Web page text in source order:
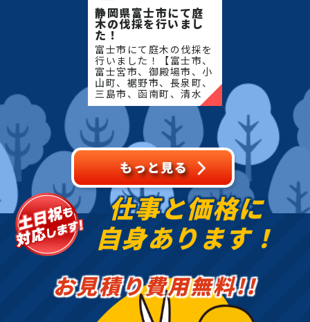
要があります。
豊富な経験と知識を活かして、皆様のお庭の魅力を最
大限に活かせるよう、しっかりサポートさせていた
お庭や造園に関する疑問には相談に乗り、気になる費
用についても正確なお見積りをご提出させていただき
ます。
まずはお気軽に何なりとお問合せください。
松、スギ、クスノキ、くろがねもち、もみの木、どん
ぐりの木、竹、柿の木、オリーブ、もみじ、柿の木、
金木犀、アカシア、シダレエゴノキ、コニファー、
梅、かしの木、ブルーアイス、クチナシ、ナンテン、
クスノキ、 薪の木、ケヤキ、コノデカシワ、マキの
子の木、ゴールデンアカシア、紅葉、シマトネリコ、
グレープフルーツの木、カツラの木、柿、みかん、グ
ミ、エゴノキ、ハナミズキ、ジューンベリー、ヤマボ
静岡県富士市にて庭
木の伐採を行いまし
た！
富士市にて庭木の伐採を
行いました！【富士市、
富士宮市、御殿場市、小
山町、裾野市、長泉町、
三島市、函南町、清水
町、沼津市、熱海市、伊
豆の国市、伊豆市、伊東
市、東伊豆町、西伊豆
町、河津町、松崎町、下
田市、
仕事と価格に
自身あります！
お見積り費用無料!!